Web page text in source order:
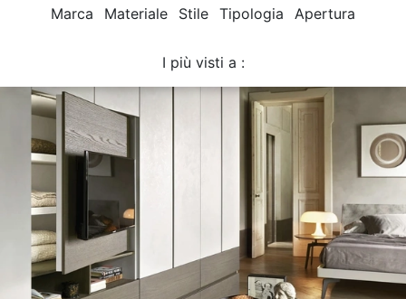
Marca Materiale Stile Tipologia Apertura
I più visti a :